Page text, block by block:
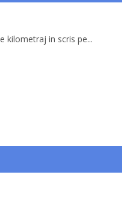
kilometraj in scris pe...